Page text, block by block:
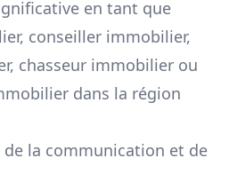
en tant que
conseiller immobilier,
chasseur immobilier ou
dans la région
de la communication et de